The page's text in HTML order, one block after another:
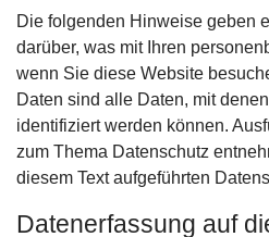
Die folgenden Hinweise geben
darüber, was mit Ihren
wenn Sie diese Website
Daten sind alle Daten, mit
identifiziert werden können.
zum Thema Datenschutz
diesem Text aufgeführten
Datenerfassung auf